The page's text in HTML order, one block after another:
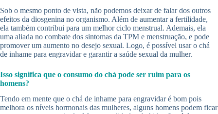
Sob o mesmo ponto de vista, não podemos deixar de falar dos outros
efeitos da diosgenina no organismo. Além de aumentar a fertilidade,
ela também contribui para um melhor ciclo menstrual. Ademais, ela
uma aliada no combate dos sintomas da TPM e menstruação, e pode
promover um aumento no desejo sexual. Logo, é possível usar o chá
de inhame para engravidar e garantir a saúde sexual da mulher.
Isso significa que o consumo do chá pode ser ruim para os
homens?
Tendo em mente que o chá de inhame para engravidar é bom pois
melhora os níveis hormonais das mulheres, alguns homens podem ficar